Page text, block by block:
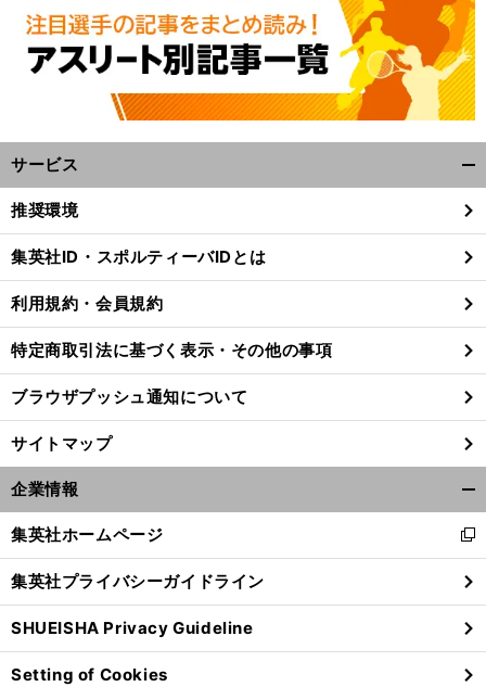
。
金
サービス
閉
る
推奨環境
集英社ID・スポルティーバIDとは
利用規約・会員規約
特定商取引法に基づく表示・その他の事項
ブラウザプッシュ通知について
サイトマップ
企業情報
閉
る
集英社ホームページ
新
し
い
ウ
ィ
ン
ド
集英社プライバシーガイドライン
SHUEISHA Privacy Guideline
Setting of Cookies